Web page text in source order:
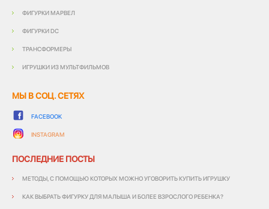
ФИГУРКИ МАРВЕЛ
ФИГУРКИ DC
ТРАНСФОРМЕРЫ
ИГРУШКИ ИЗ МУЛЬТФИЛЬМОВ
МЫ В СОЦ. СЕТЯХ
FACEBOOK
INSTAGRAM
ПОСЛЕДНИЕ ПОСТЫ
МЕТОДЫ, С ПОМОЩЬЮ КОТОРЫХ МОЖНО УГОВОРИТЬ КУПИТЬ ИГРУШКУ
КАК ВЫБРАТЬ ФИГУРКУ ДЛЯ МАЛЫША И БОЛЕЕ ВЗРОСЛОГО РЕБЕНКА?